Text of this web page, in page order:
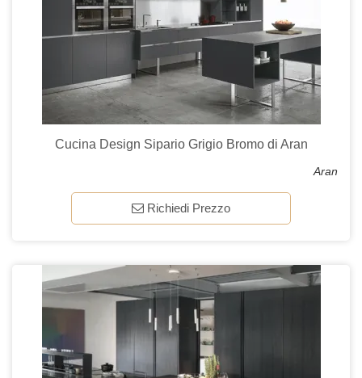
Cucina Design Sipario Grigio Bromo di Aran
Aran
Richiedi Prezzo